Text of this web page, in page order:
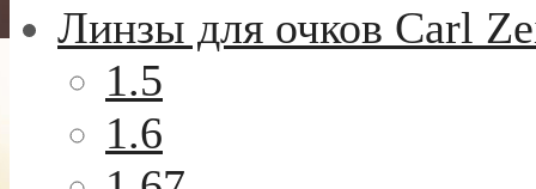
Линзы для очков Carl
1.5
1.6